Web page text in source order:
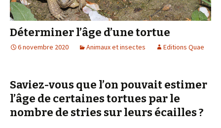
Déterminer l’âge d’une tortue
6 novembre 2020 Animaux et insectes Editions Quae
Saviez-vous que l’on pouvait estimer
l’âge de certaines tortues par le
nombre de stries sur leurs écailles ?